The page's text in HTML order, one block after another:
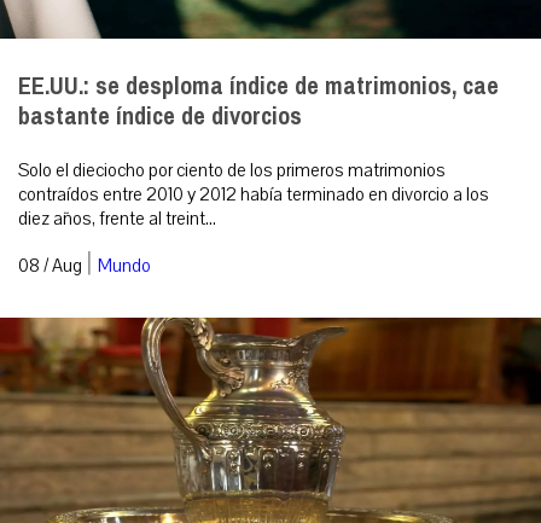
EE.UU.: se desploma índice de matrimonios, cae
bastante índice de divorcios
Solo el dieciocho por ciento de los primeros matrimonios
contraídos entre 2010 y 2012 había terminado en divorcio a los
diez años, frente al treint...
08 / Aug | Mundo